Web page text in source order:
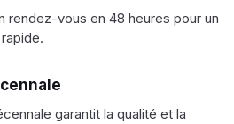
rendez-vous en 48 heures pour un
garantit la qualité et la